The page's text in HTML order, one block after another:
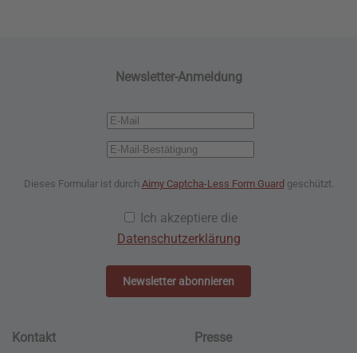
Newsletter-Anmeldung
Dieses Formular ist durch Aimy Captcha-Less Form Guardgeschützt.
Ich akzeptiere die
Datenschutzerklärung
Newsletter abonnieren
Kontakt Presse